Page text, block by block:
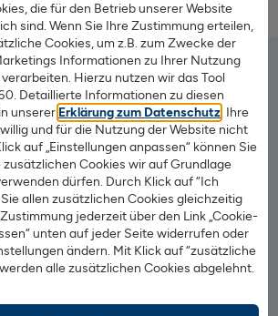
die für den Betrieb unserer Website
sind. Wenn Sie Ihre Zustimmung erteilen,
Cookies, um z.B. zum Zwecke der
Informationen zu Ihrer Nutzung
Hierzu nutzen wir das Tool
Detaillierte Informationen zu diesen
unserer Erklärung zum Datenschutz . Ihre
und für die Nutzung der Website nicht
auf „Einstellungen anpassen“ können Sie
Cookies wir auf Grundlage
dürfen. Durch Klick auf “Ich
allen zusätzlichen Cookies gleichzeitig
jederzeit über den Link „Cookie-
unten auf jeder Seite widerrufen oder
ändern. Mit Klick auf “zusätzliche
alle zusätzlichen Cookies abgelehnt.
Kontakt